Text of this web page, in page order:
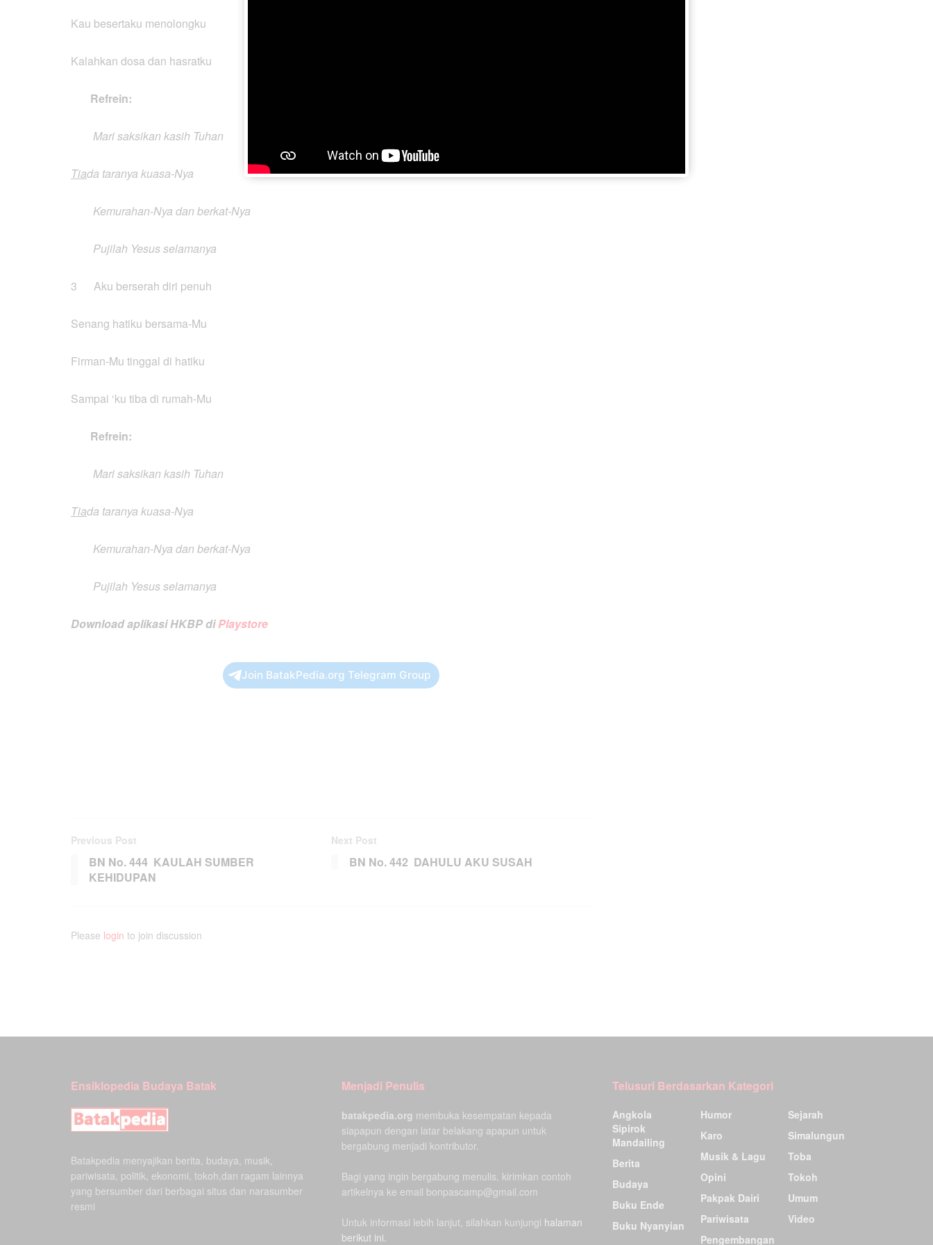
Kau besertaku menolongku
Kalahkan dosa dan hasratku
Refrein:
Mari saksikan kasih Tuhan
Tiada taranya kuasa-Nya
Kemurahan-Nya dan berkat-Nya
Pujilah Yesus selamanya
3 Aku berserah diri penuh
Senang hatiku bersama-Mu
Firman-Mu tinggal di hatiku
Sampai ‘ku tiba di rumah-Mu
Refrein:
Mari saksikan kasih Tuhan
Tiada taranya kuasa-Nya
Kemurahan-Nya dan berkat-Nya
Pujilah Yesus selamanya
Download aplikasi HKBP diPlaystore
Join BatakPedia.org Telegram Group
Previous Post
BN No. 444 KAULAH SUMBER
KEHIDUPAN
Next Post
BN No. 442 DAHULU AKU SUSAH
Please login to join discussion
Ensiklopedia Budaya Batak
Batakpedia menyajikan berita, budaya, musik,
pariwisata, politik, ekonomi, tokoh,dan ragam lainnya
yang bersumber dari berbagai situs dan narasumber
resmi
Menjadi Penulis
batakpedia.org membuka kesempatan kepada
siapapun dengan latar belakang apapun untuk
bergabung menjadi kontributor.
Bagi yang ingin bergabung menulis, kirimkan contoh
artikelnya ke email bonpascamp@gmail.com
Untuk informasi lebih lanjut, silahkan kunjungi halaman
berikut ini.
Telusuri Berdasarkan Kategori
Angkola
Sipirok
Mandailing
Berita
Budaya
Buku Ende
Buku Nyanyian
Humor
Karo
Musik & Lagu
Opini
Pakpak Dairi
Pariwisata
Pengembangan
Sejarah
Simalungun
Toba
Tokoh
Umum
Video